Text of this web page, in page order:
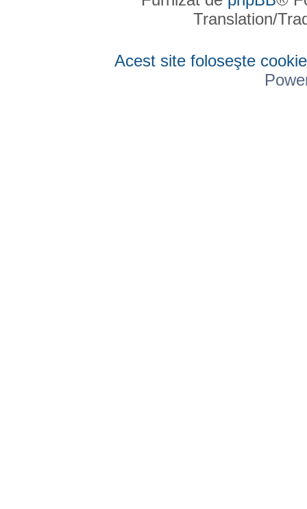
Translation/
Acest site foloseşte